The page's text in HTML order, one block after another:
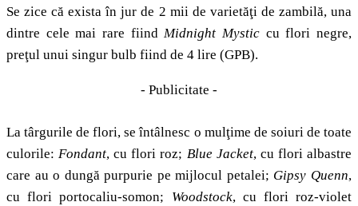
Se zice că exista în jur de 2 mii de varietăţi de zambilă, una
dintre cele mai rare fiindMidnight Mystic cu flori negre,
preţul unui singur bulb fiind de 4 lire (GPB).
- Publicitate -
La târgurile de flori, se întâlnesc o mulţime de soiuri de toate
culorile:Fondant, cu flori roz; Blue Jacket, cu flori albastre
care au o dungă purpurie pe mijlocul petalei; Gipsy Quenn,
cu flori portocaliu-somon; Woodstock, cu flori roz-violet